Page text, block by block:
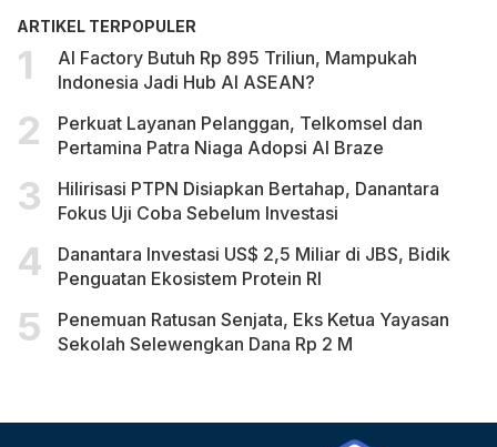
ARTIKEL TERPOPULER
AI Factory Butuh Rp 895 Triliun, Mampukah
Indonesia Jadi Hub AI ASEAN?
Perkuat Layanan Pelanggan, Telkomsel dan
Pertamina Patra Niaga Adopsi AI Braze
Hilirisasi PTPN Disiapkan Bertahap, Danantara
Fokus Uji Coba Sebelum Investasi
Danantara Investasi US$ 2,5 Miliar di JBS, Bidik
Penguatan Ekosistem Protein RI
Penemuan Ratusan Senjata, Eks Ketua Yayasan
Sekolah Selewengkan Dana Rp 2 M